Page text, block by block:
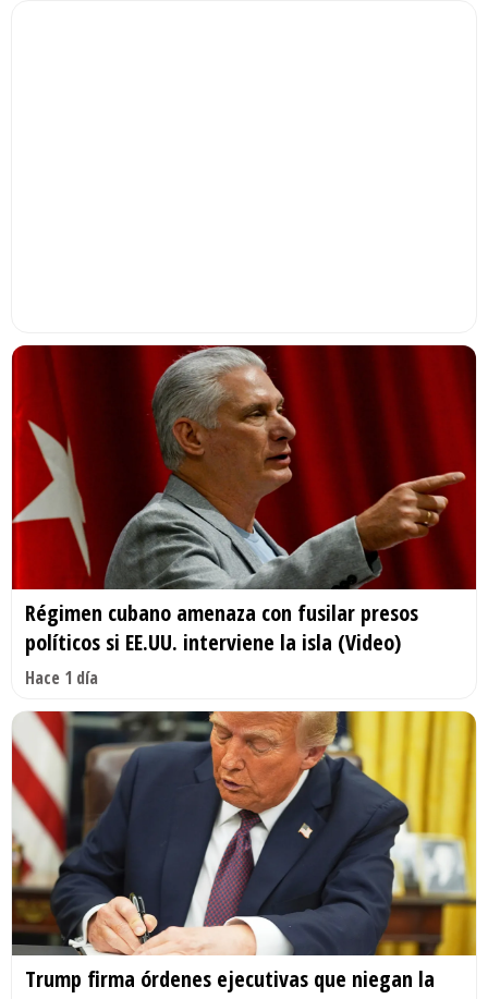
Régimen cubano amenaza con fusilar presos
políticos si EE.UU. interviene la isla (Video)
Hace 1 día
Trump firma órdenes ejecutivas que niegan la